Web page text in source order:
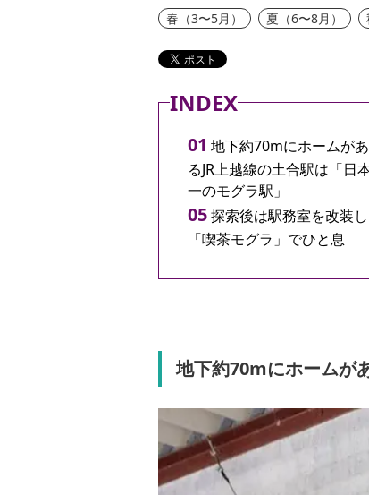
春（3〜5月） 夏（6〜8月）
INDEX
地下約70mにホームがあ
るJR上越線の土合駅は「日
一のモグラ駅」
探索後は駅務室を改装
「喫茶モグラ」でひと息
地下約70mにホームが